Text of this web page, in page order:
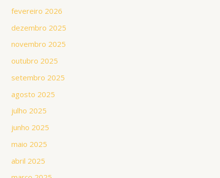
fevereiro 2026
dezembro 2025
novembro 2025
outubro 2025
setembro 2025
agosto 2025
julho 2025
junho 2025
maio 2025
abril 2025